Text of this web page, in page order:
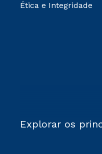
Ética e Integridade
Explorar os